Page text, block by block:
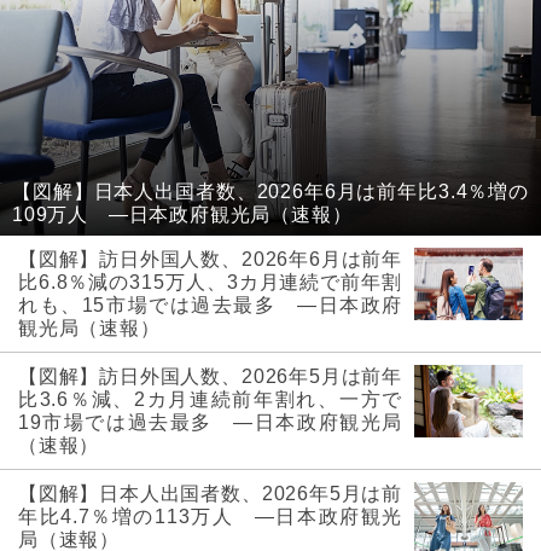
【図解】日本人出国者数、2026年6月は前年比3.4％増の
109万人 ―日本政府観光局（速報）
【図解】訪日外国人数、2026年6月は前年
比6.8％減の315万人、3カ月連続で前年割
れも、15市場では過去最多 ―日本政府
観光局（速報）
【図解】訪日外国人数、2026年5月は前年
比3.6％減、2カ月連続前年割れ、一方で
19市場では過去最多 ―日本政府観光局
（速報）
【図解】日本人出国者数、2026年5月は前
年比4.7％増の113万人 ―日本政府観光
局（速報）